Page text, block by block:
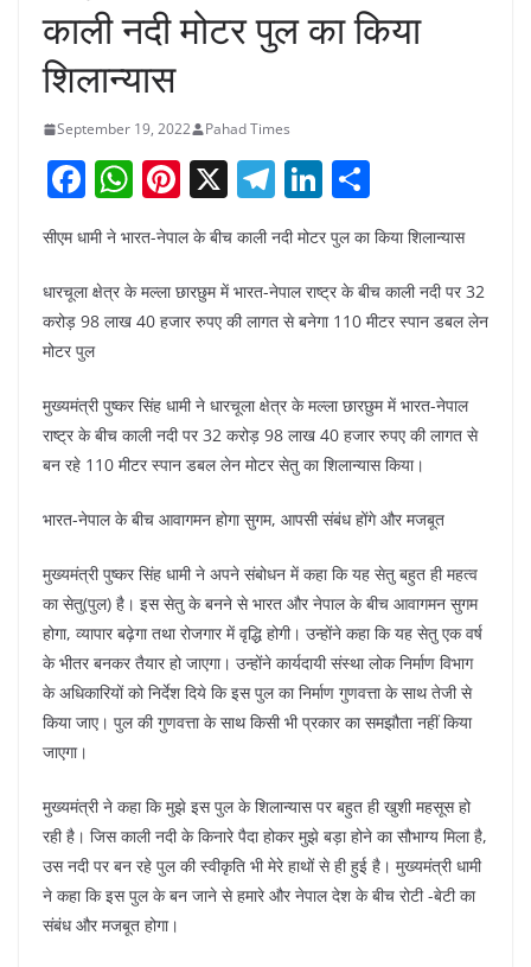
काली नदी मोटर पुल का किया
शिलान्यास
September 19, 2022 Pahad Times
F
a
c
e
b
o
o
k
W
at
s
A
p
Pi
nt
er
e
st
X T
el
e
gr
a
Li
k
e
dI
h
ar
e
सीएम धामी ने भारत-नेपाल के बीच काली नदी मोटर पुल का किया शिलान्यास
धारचूला क्षेत्र के मल्ला छारछुम में भारत-नेपाल राष्ट्र के बीच काली नदी पर 32
करोड़ 98 लाख 40 हजार रुपए की लागत से बनेगा 110 मीटर स्पान डबल लेन
मोटर पुल
मुख्यमंत्री पुष्कर सिंह धामी ने धारचूला क्षेत्र के मल्ला छारछुम में भारत-नेपाल
राष्ट्र के बीच काली नदी पर 32 करोड़ 98 लाख 40 हजार रुपए की लागत से
बन रहे 110 मीटर स्पान डबल लेन मोटर सेतु का शिलान्यास किया।
भारत-नेपाल के बीच आवागमन होगा सुगम, आपसी संबंध होंगे और मजबूत
मुख्यमंत्री पुष्कर सिंह धामी ने अपने संबोधन में कहा कि यह सेतु बहुत ही महत्व
का सेतु(पुल) है। इस सेतु के बनने से भारत और नेपाल के बीच आवागमन सुगम
होगा, व्यापार बढ़ेगा तथा रोजगार में वृद्धि होगी। उन्होंने कहा कि यह सेतु एक वर्ष
के भीतर बनकर तैयार हो जाएगा। उन्होंने कार्यदायी संस्था लोक निर्माण विभाग
के अधिकारियों को निर्देश दिये कि इस पुल का निर्माण गुणवत्ता के साथ तेजी से
किया जाए। पुल की गुणवत्ता के साथ किसी भी प्रकार का समझौता नहीं किया
जाएगा।
मुख्यमंत्री ने कहा कि मुझे इस पुल के शिलान्यास पर बहुत ही खुशी महसूस हो
रही है। जिस काली नदी के किनारे पैदा होकर मुझे बड़ा होने का सौभाग्य मिला है,
उस नदी पर बन रहे पुल की स्वीकृति भी मेरे हाथों से ही हुई है। मुख्यमंत्री धामी
ने कहा कि इस पुल के बन जाने से हमारे और नेपाल देश के बीच रोटी -बेटी का
संबंध और मजबूत होगा।